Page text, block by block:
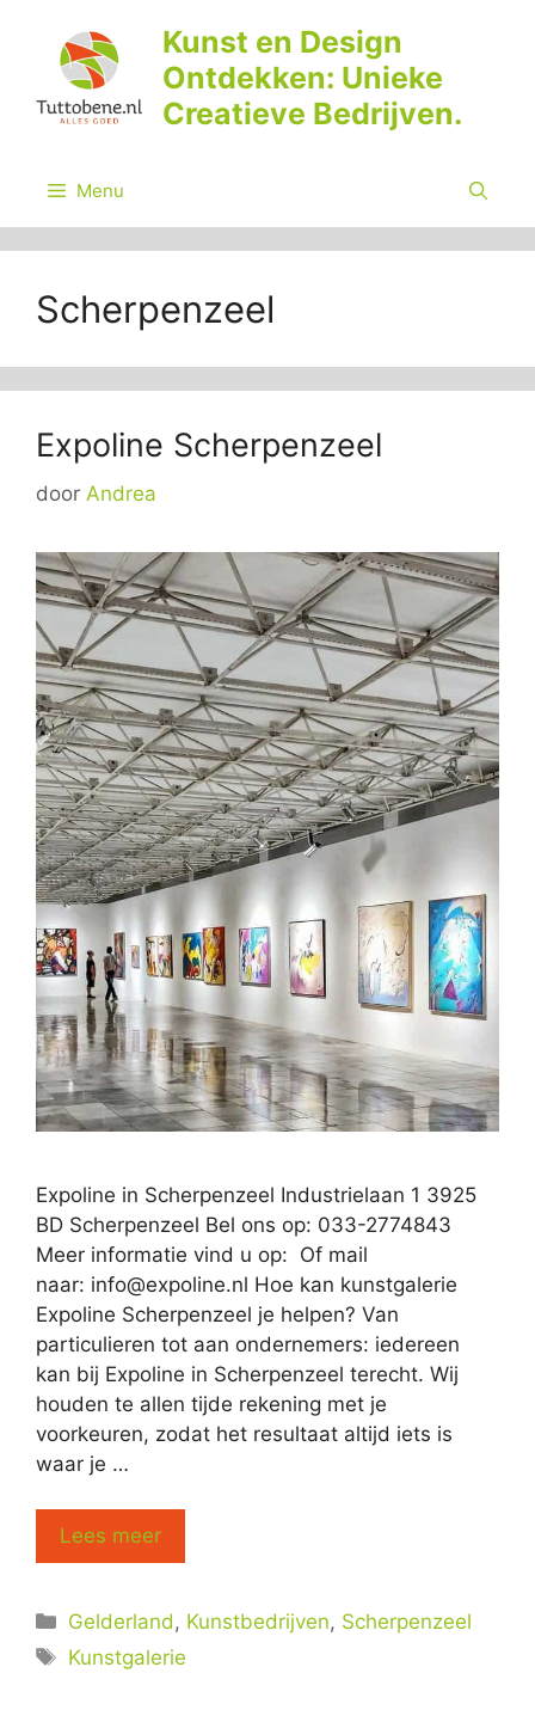
inhoud
Kunst en Design
Ontdekken: Unieke
Creatieve Bedrijven.
Menu
Scherpenzeel
Expoline Scherpenzeel
door Andrea
Expoline in Scherpenzeel Industrielaan 1 3925
BD Scherpenzeel Bel ons op: 033-2774843
Meer informatie vind u op: Of mail
naar: info@expoline.nl Hoe kan kunstgalerie
Expoline Scherpenzeel je helpen? Van
particulieren tot aan ondernemers: iedereen
kan bij Expoline in Scherpenzeel terecht. Wij
houden te allen tijde rekening met je
voorkeuren, zodat het resultaat altijd iets is
waar je …
Lees meer
Categorieën
Gelderland, Kunstbedrijven, Scherpenzeel
Tags
Kunstgalerie